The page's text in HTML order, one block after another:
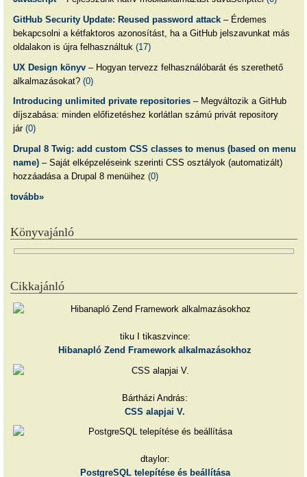
GitHub Security Update: Reused password attack– Érdemes
bekapcsolni a kétfaktoros azonosítást, ha a GitHub jelszavunkat más
oldalakon is újra felhasználtuk (17)
UX Design könyv– Hogyan tervezz felhasználóbarát és szerethető
alkalmazásokat? (0)
Introducing unlimited private repositories– Megváltozik a GitHub
díjszabása: minden előfizetéshez korlátlan számú privát repository
jár (0)
Drupal 8 Twig: add custom CSS classes to menus (based on menu
name)– Saját elképzeléseink szerinti CSS osztályok (automatizált)
hozzáadása a Drupal 8 menüihez (0)
tovább»
Könyvajánló
Cikkajánló
tiku I tikaszvince:
Hibanapló Zend Framework alkalmazásokhoz
Bártházi András:
CSS alapjai V.
dtaylor:
PostgreSQL telepítése és beállítása